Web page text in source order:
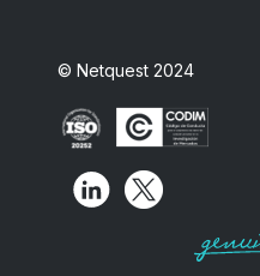
© Netquest 2024